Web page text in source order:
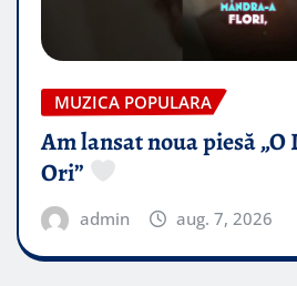
MUZICA POPULARA
Am lansat noua piesă „O
Ori”
admin aug. 7, 2026